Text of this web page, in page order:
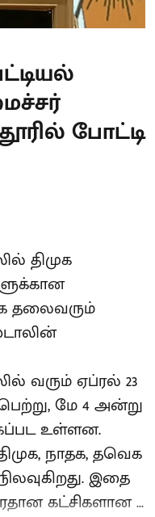
போட்டி
திமுக
தலைவரும்
வரும் ஏப்ரல் 23
மே 4 அன்று
உள்ளன.
நாதக, தவெக
இதை
கட்சிகளான ...